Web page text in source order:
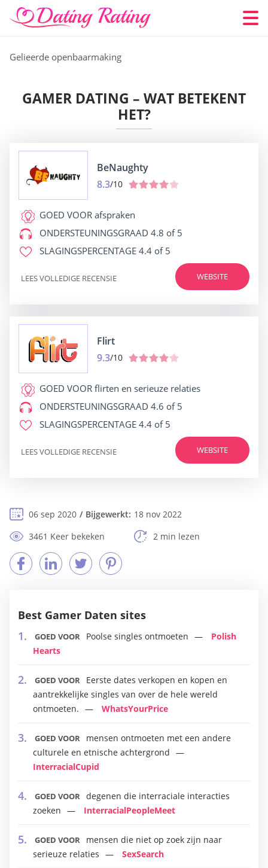
Gelieerde openbaarmaking
GAMER DATING – WAT BETEKENT
HET?
BeNaughty
8.3/10
GOED VOOR afspraken
ONDERSTEUNINGSGRAAD 4.8 of 5
SLAGINGSPERCENTAGE 4.4 of 5
WEBSITE
LEES VOLLEDIGE RECENSIE
Flirt
9.3/10
GOED VOOR flirten en serieuze relaties
ONDERSTEUNINGSGRAAD 4.6 of 5
SLAGINGSPERCENTAGE 4.4 of 5
WEBSITE
LEES VOLLEDIGE RECENSIE
06 sep 2020 Bijgewerkt: 18 nov 2022
3461 Keer bekeken
2 min lezen
Best Gamer Daten sites
GOED VOOR Poolse singles ontmoeten
Polish
Hearts
GOED VOOR
Eerste dates verkopen en kopen en
aantrekkelijke singles van over de hele wereld
ontmoeten.
WhatsYourPrice
GOED VOOR
mensen ontmoeten met een andere
culturele en etnische achtergrond
InterracialCupid
GOED VOOR degenen die interraciale interacties
zoeken
InterracialPeopleMeet
GOED VOOR
mensen die niet op zoek zijn naar
serieuze relaties
SexSearch